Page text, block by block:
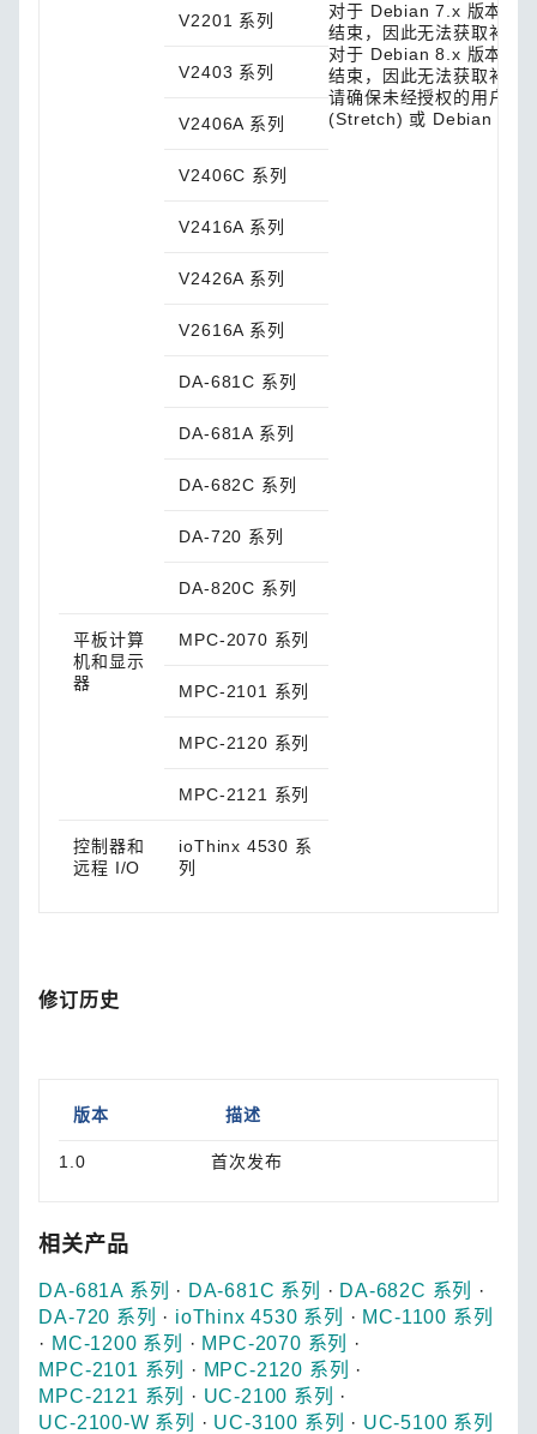
对于 Debian 7.x 版本的
结束，因此无法获取补丁
对于 Debian 8.x 版本的
结束，因此无法获取补丁
请确保未经授权的用户无
(Stretch) 或 Debian 10
V2201 系列
V2403 系列
V2406A 系列
V2406C 系列
V2416A 系列
V2426A 系列
V2616A 系列
DA-681C 系列
DA-681A 系列
DA-682C 系列
DA-720 系列
DA-820C 系列
平板计算
机和显示
器
MPC-2070 系列
MPC-2101 系列
MPC-2120 系列
MPC-2121 系列
控制器和
远程 I/O
ioThinx 4530 系
列
修订历史
版本 描述
1.0 首次发布
相关产品
DA-681A 系列 · DA-681C 系列 · DA-682C 系列
·
DA-720 系列
· ioThinx 4530 系列 · MC-1100 系列
· MC-1200 系列 · MPC-2070 系列
·
MPC-2101 系列
· MPC-2120 系列
·
MPC-2121 系列
· UC-2100 系列
·
UC-2100-W 系列
· UC-3100 系列 · UC-5100 系列